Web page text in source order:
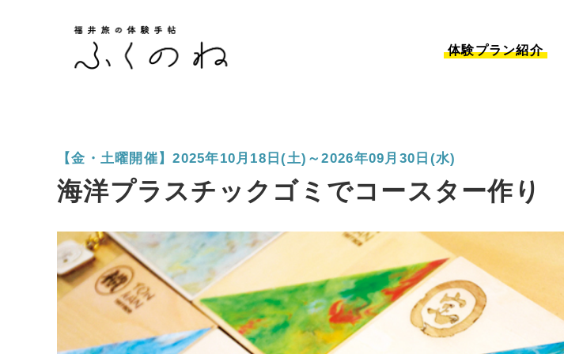
体験プラン紹介
【金・土曜開催】2025年10月18日(土)～2026年09月30日(水)
海洋プラスチックゴミでコースター作り